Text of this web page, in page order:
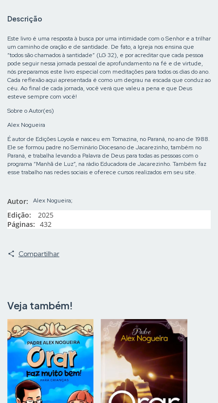
Descrição
Este livro é uma resposta à busca por uma intimidade com o Senhor e a trilhar
um caminho de oração e de santidade. De fato, a Igreja nos ensina que
“todos são chamados à santidade” (LG 32), e por acreditar que cada pessoa
pode seguir nessa jornada pessoal de aprofundamento na fé e de virtude,
nós preparamos este livro especial com meditações para todos os dias do ano.
Cada reflexão aqui apresentada é como um degrau na escada que conduz ao
céu. Ao final de cada jornada, você verá que valeu a pena e que Deus
esteve sempre com você!
Sobre o Autor(es)
Alex Nogueira
É autor de Edições Loyola e nasceu em Tomazina, no Paraná, no ano de 1988.
Ele se formou padre no Seminário Diocesano de Jacarezinho, também no
Paraná, e trabalha levando a Palavra de Deus para todas as pessoas com o
programa “Manhã de Luz”, na rádio Educadora de Jacarezinho. Também faz
esse trabalho nas redes sociais e oferece cursos realizados em seu site.
Autor: Alex Nogueira;
Edição:
2025
Páginas: 432
Compartilhar
Veja também!